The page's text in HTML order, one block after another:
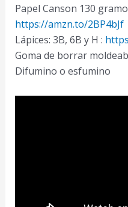
Papel Canson 130
https://amzn.to/2BP4bJf
Lápices: 3B, 6B y H :
Goma de borrar
Difumino o esfumino